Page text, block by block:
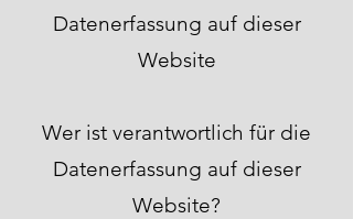
Datenerfassung auf dieser
Website
Wer ist verantwortlich für die
Datenerfassung auf dieser
Website?